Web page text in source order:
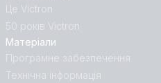
Це Victron
50 років Victron
Матеріали
Програмне забезпечення
Технічна інформація